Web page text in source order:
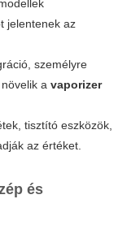
jelentenek az
személyre
a vaporizer
tisztító eszközök,
az értéket.
és